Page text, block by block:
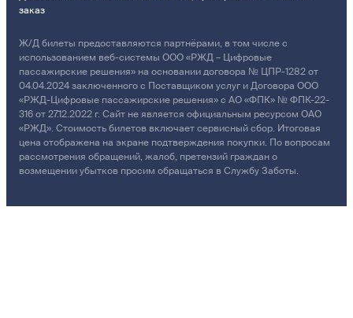
заказ
Ж/Д билеты предоставляются партнёрами, в том числе с
использованием веб-системы ООО «РЖД – Цифровые
пассажирские решения» на основании договора № ЦПР-1282 от
04.04.2024 заключенного с Поставщиком услуг и Договора ООО
«РЖД-Цифровые пассажирские решения» с АО «ФПК» № ФПК-22-
316 от 27.12.2022 г. Сайт не является официальным ресурсом ОАО
«РЖД». Стоимость билетов включает сервисный сбор. Итоговая
цена отображена на экране подтверждения покупки. По вопросам
рассмотрения обращений, жалоб, претензий граждан о
возмещении убытков просим обращаться в Службу Заботы.